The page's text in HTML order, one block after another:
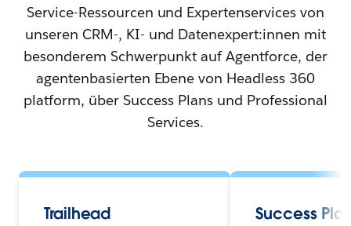
Service-Ressourcen und Expertenservices von
unseren CRM-, KI- und Datenexpert:innen mit
besonderem Schwerpunkt auf Agentforce, der
agentenbasierten Ebene von Headless 360
platform, über Success Plans und Professional
Services.
Trailhead Success